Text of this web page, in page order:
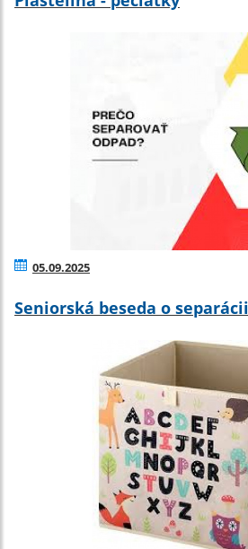
05.09.2025
Seniorská beseda o